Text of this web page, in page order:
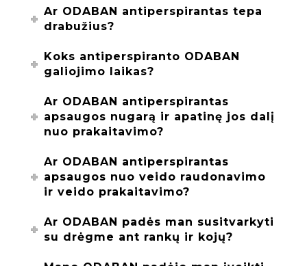
Ar ODABAN antiperspirantas tepa
drabužius?
Koks antiperspiranto ODABAN
galiojimo laikas?
Ar ODABAN antiperspirantas
apsaugos nugarą ir apatinę jos dalį
nuo prakaitavimo?
Ar ODABAN antiperspirantas
apsaugos nuo veido raudonavimo
ir veido prakaitavimo?
Ar ODABAN padės man susitvarkyti
su drėgme ant rankų ir kojų?